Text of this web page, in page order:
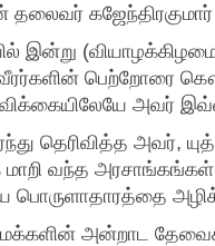
இன்று
பெற்றோரை
அவர்
தெரிவித்த அவர்,
மாறி வந்த
பொருளாதாரத்தை
மக்களின் அன்றாட